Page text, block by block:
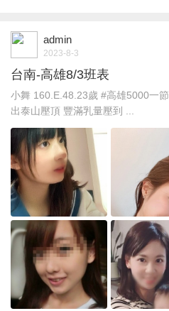
admin
2023-8-3
台南-高雄8/3班表
小舞 160.E.48.23歲 #高雄5000一
出泰山壓頂 豐滿乳量壓到 ...